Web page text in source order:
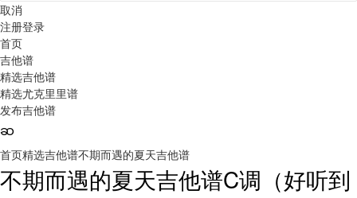
取消
注册登录
首页
吉他谱
精选吉他谱
精选尤克里里谱
发布吉他谱
首页精选吉他谱不期而遇的夏天吉他谱
不期而遇的夏天吉他谱C调（好听到